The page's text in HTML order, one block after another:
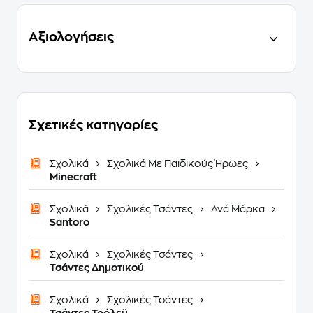
Αξιολογήσεις
Σχετικές κατηγορίες
Σχολικά
Σχολικά Με Παιδικούς Ήρωες
Minecraft
Σχολικά Σχολικές Τσάντες
Ανά Μάρκα
Santoro
Σχολικά
Σχολικές Τσάντες
Τσάντες Δημοτικού
Σχολικά
Σχολικές Τσάντες